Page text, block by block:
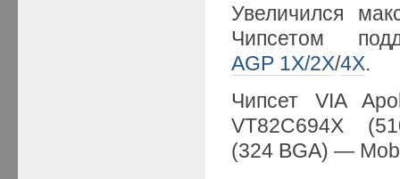
Увеличился
Чипсетом
AGP 1X/2X/4X.
Чипсет VIA
VT82C694X
(324 BGA) —